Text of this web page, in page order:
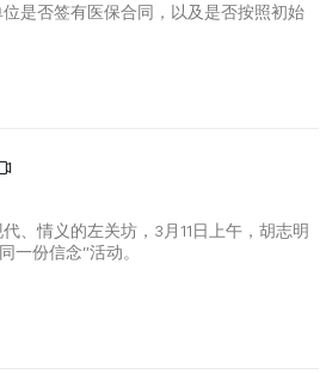
是否签有医保合同，以及是否按照初始
、情义的左关坊，3月11日上午，胡志明
一份信念”活动。